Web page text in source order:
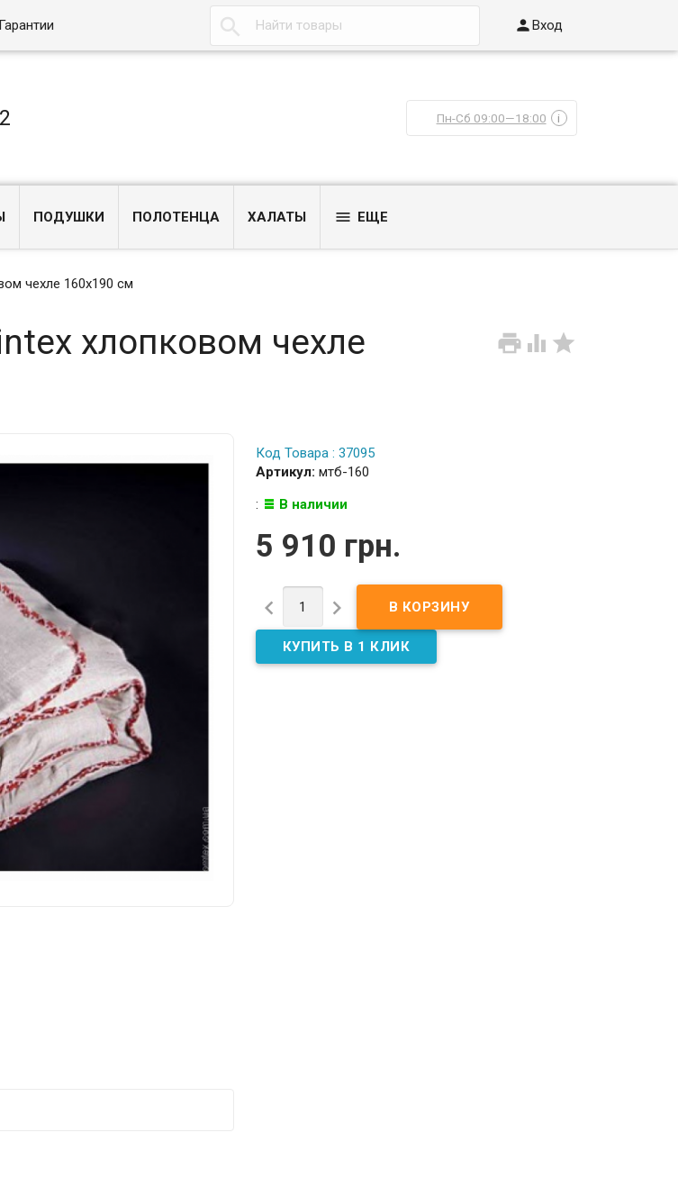
Гарантии  Вход
Пн-Сб 09:00—18:00 i
ПОДУШКИ ПОЛОТЕНЦА ХАЛАТЫ  ЕЩЕ
чехле 160x190 см
  
хлопковом чехле
Код Товара : 37095
Артикул: мтб-160
:
В наличии
5 910 грн.
 